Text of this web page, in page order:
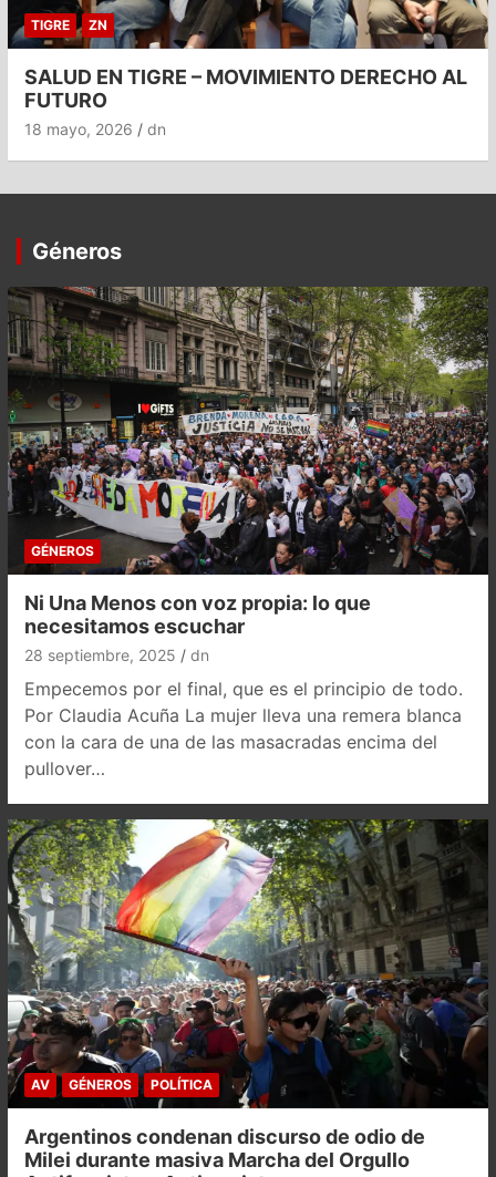
TIGRE ZN
SALUD EN TIGRE – MOVIMIENTO DERECHO AL
FUTURO
18 mayo, 2026 dn
Géneros
GÉNEROS
Ni Una Menos con voz propia: lo que
necesitamos escuchar
28 septiembre, 2025 dn
Empecemos por el final, que es el principio de todo.
Por Claudia Acuña La mujer lleva una remera blanca
con la cara de una de las masacradas encima del
pullover…
AV GÉNEROS POLÍTICA
Argentinos condenan discurso de odio de
Milei durante masiva Marcha del Orgullo